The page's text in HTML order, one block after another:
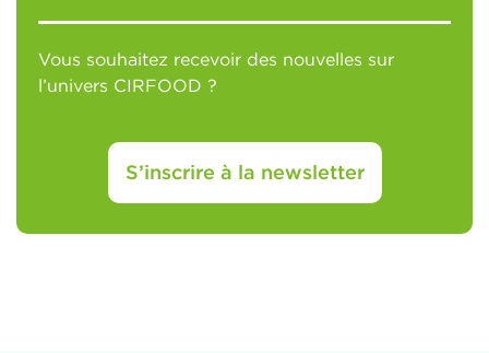
Vous souhaitez recevoir des nouvelles sur
l’univers CIRFOOD ?
S’inscrire à la newsletter